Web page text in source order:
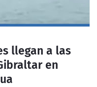
llegan a las
en